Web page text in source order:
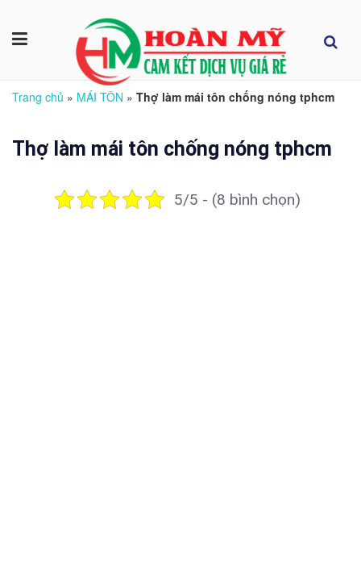
Trang chủ » MÁI TÔN » Thợ làm mái tôn chống nóng tphcm
Thợ làm mái tôn chống nóng tphcm
5/5 - (8 bình chọn)